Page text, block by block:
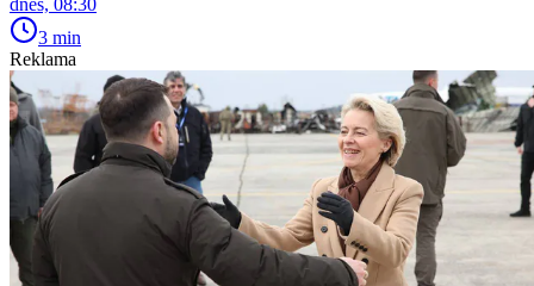
dnes, 08:30
3 min
Reklama